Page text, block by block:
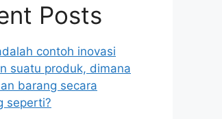
Posts
contoh inovasi
suatu produk, dimana
barang secara
seperti?